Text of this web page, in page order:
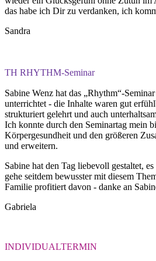
das habe ich Dir zu verdanken, ich
Sandra
TH RHYTHM-Seminar
Sabine Wenz hat das „Rhythm“-
unterrichtet - die Inhalte waren gut
strukturiert gelehrt und auch
Ich konnte durch den Seminartag mein
Körpergesundheit und den größeren
und erweitern.
Sabine hat den Tag liebevoll gestaltet,
gehe seitdem bewusster mit diesem
Familie profitiert davon - danke an
Gabriela
INDIVIDUALTERMIN